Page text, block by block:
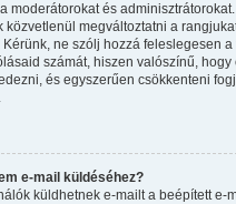
moderátorokat és
közvetlenül megváltoztatni a
ne szólj hozzá feleslegesen a
számát, hiszen valószínű, hogy
és egyszerűen csökkenteni
e-mail küldéséhez?
küldhetnek e-mailt a beépített e-